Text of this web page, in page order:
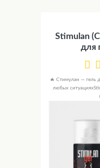
Stimulan
для
🔥 Стимулан — гель
любых